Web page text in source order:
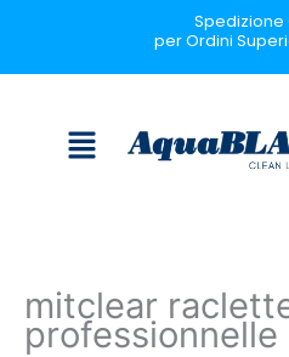
contenuto
Spedizione
per Ordini
Menu
mitclear
professionnelle